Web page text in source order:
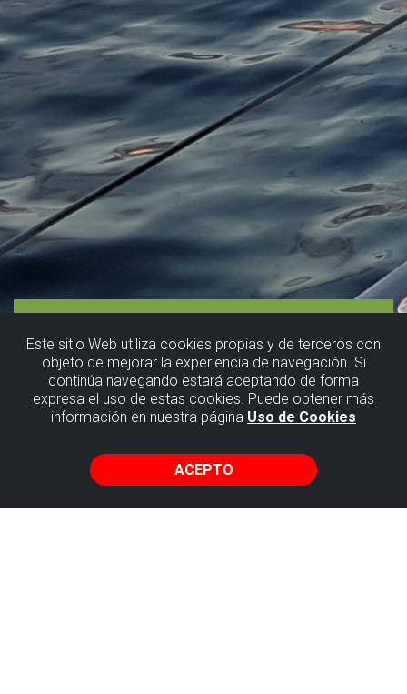
Este sitio Web utiliza cookies propias y de terceros con
objeto de mejorar la experiencia de navegación. Si
continúa navegando estará aceptando de forma
expresa el uso de estas cookies. Puede obtener más
información en nuestra página Uso de Cookies
ACEPTO